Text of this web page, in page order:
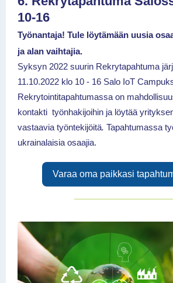
10-16
Työnantaja! Tule löytämään uusia
ja alan vaihtajia.
Syksyn 2022 suurin Rekrytapahtuma
11.10.2022 klo 10 - 16 Salo IoT
Rekrytointitapahtumassa on
kontakti työnhakijoihin ja löytää
vastaavia työntekijöitä. Tapahtumassa
ukrainalaisia osaajia.
Varaa oma paikkasi